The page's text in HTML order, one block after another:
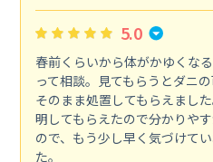
5.0
春前くらいから体がかゆくな
って相談。見てもらうとダニ
そのまま処置してもらえまし
明してもらえたので分かりや
ので、もう少し早く気づけて
た。